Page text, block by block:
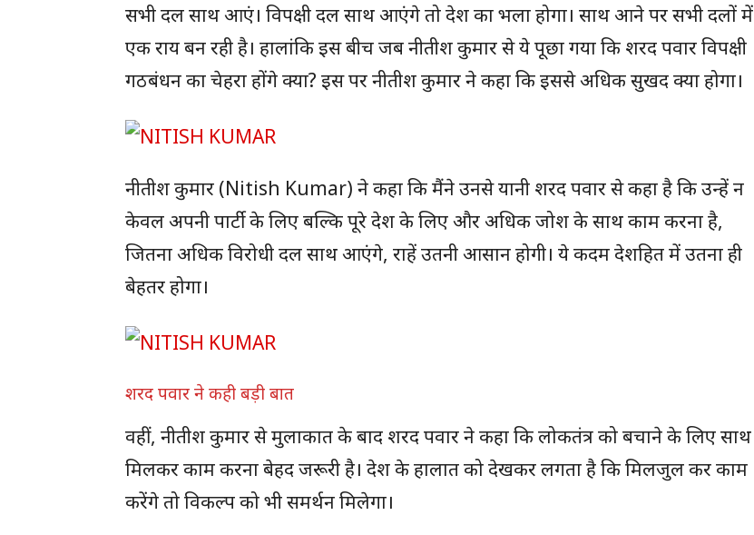
सभी दल साथ आएं। विपक्षी दल साथ आएंगे तो देश का भला होगा। साथ आने पर सभी दलों में
एक राय बन रही है। हालांकि इस बीच जब नीतीश कुमार से ये पूछा गया कि शरद पवार विपक्षी
गठबंधन का चेहरा होंगे क्या? इस पर नीतीश कुमार ने कहा कि इससे अधिक सुखद क्या होगा।
नीतीश कुमार (Nitish Kumar) ने कहा कि मैंने उनसे यानी शरद पवार से कहा है कि उन्हें न
केवल अपनी पार्टी के लिए बल्कि पूरे देश के लिए और अधिक जोश के साथ काम करना है,
जितना अधिक विरोधी दल साथ आएंगे, राहें उतनी आसान होगी। ये कदम देशहित में उतना ही
बेहतर होगा।
शरद पवार ने कही बड़ी बात
वहीं, नीतीश कुमार से मुलाकात के बाद शरद पवार ने कहा कि लोकतंत्र को बचाने के लिए साथ
मिलकर काम करना बेहद जरूरी है। देश के हालात को देखकर लगता है कि मिलजुल कर काम
करेंगे तो विकल्प को भी समर्थन मिलेगा।